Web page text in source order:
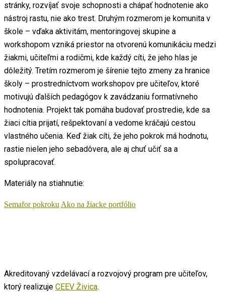
stránky, rozvíjať svoje schopnosti a chápať hodnotenie ako
nástroj rastu, nie ako trest. Druhým rozmerom je komunita v
škole – vďaka aktivitám, mentoringovej skupine a
workshopom vzniká priestor na otvorenú komunikáciu medzi
žiakmi, učiteľmi a rodičmi, kde každý cíti, že jeho hlas je
dôležitý. Tretím rozmerom je šírenie tejto zmeny za hranice
školy – prostredníctvom workshopov pre učiteľov, ktoré
motivujú ďalších pedagógov k zavádzaniu formatívneho
hodnotenia. Projekt tak pomáha budovať prostredie, kde sa
žiaci cítia prijatí, rešpektovaní a vedome kráčajú cestou
vlastného učenia. Keď žiak cíti, že jeho pokrok má hodnotu,
rastie nielen jeho sebadôvera, ale aj chuť učiť sa a
spolupracovať.
Materiály na stiahnutie:
Semafor pokroku Ako na žiacke portfólio
Akreditovaný vzdelávací a rozvojový program pre učiteľov,
ktorý realizuje CEEV Živica.